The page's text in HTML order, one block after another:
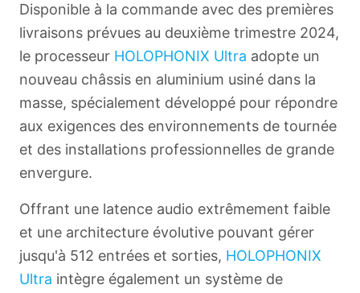
Disponible à la commande avec des premières
livraisons prévues au deuxième trimestre 2024,
le processeur HOLOPHONIX Ultra adopte un
nouveau châssis en aluminium usiné dans la
masse, spécialement développé pour répondre
aux exigences des environnements de tournée
et des installations professionnelles de grande
envergure.
Offrant une latence audio extrêmement faible
et une architecture évolutive pouvant gérer
jusqu'à 512 entrées et sorties, HOLOPHONIX
Ultra intègre également un système de